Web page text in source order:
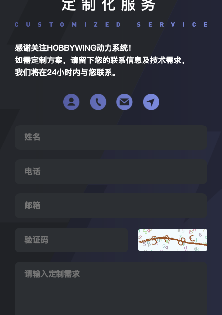
定制化服务
感谢关注HOBBYWING动力系统！
如需定制方案，请留下您的联系信息及技术需求，
我们将在24小时内与您联系。